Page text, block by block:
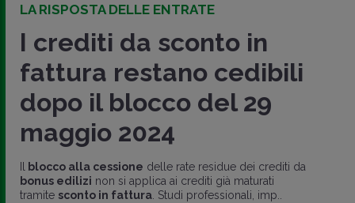
LA RISPOSTA DELLE ENTRATE
I crediti da sconto in
fattura restano cedibili
dopo il blocco del 29
maggio 2024
Il blocco alla cessione delle rate residue dei crediti da
bonus edilizi non si applica ai crediti già maturati
tramite sconto in fattura. Studi professionali, imp..